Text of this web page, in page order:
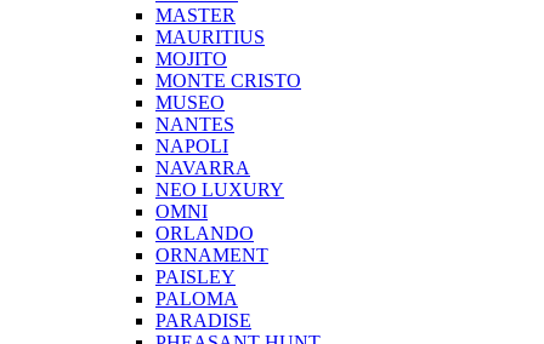
MASTER
MAURITIUS
MOJITO
MONTE CRISTO
MUSEO
NANTES
NAPOLI
NAVARRA
NEO LUXURY
OMNI
ORLANDO
ORNAMENT
PAISLEY
PALOMA
PARADISE